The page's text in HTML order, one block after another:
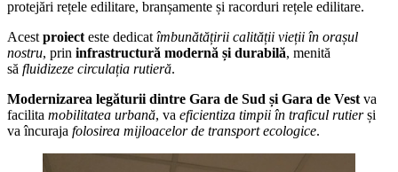
protejări rețele edilitare, branșamente și racorduri rețele edilitare.
Acest proiect este dedicat îmbunătățirii calității vieții în orașul
nostru, prin infrastructură modernă și durabilă, menită
să fluidizeze circulația rutieră.
Modernizarea legăturii dintre Gara de Sud și Gara de Vest va
facilita mobilitatea urbană, va eficientiza timpii în traficul rutierși
va încuraja folosirea mijloacelor de transport ecologice.